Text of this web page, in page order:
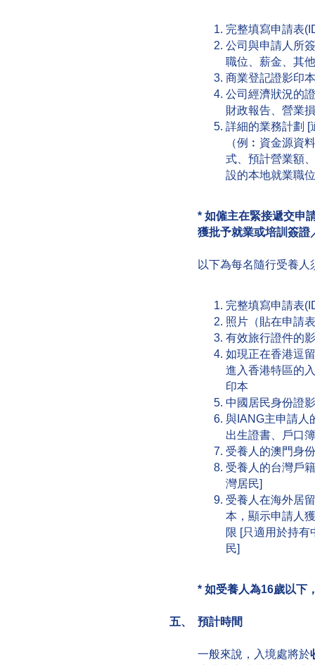
完整填寫申請表
公司與申請人所
職位、薪金、其
商業登記證影印
公司經濟狀況的
財政報告、營業
詳細的業務計劃 [
（例︰資金源資
式、預計營業額
設的本地就業職
* 如僱主在緊接遞交申
獲批予就業或培訓簽證
以下為每名隨行受養
完整填寫申請表
照片（貼在申請
有效旅行證件的
如現正在香港逗
進入香港特區的
印本
中國居民身份證
與IANG主申請人
出生證書、戶口
受養人的澳門身
受養人的台灣戶
灣居民]
受養人在海外居
本，顯示申請人
限 [只適用於持有
民]
* 如受養人為16歲以下
五、 預計時間
一般來說，入境處將於